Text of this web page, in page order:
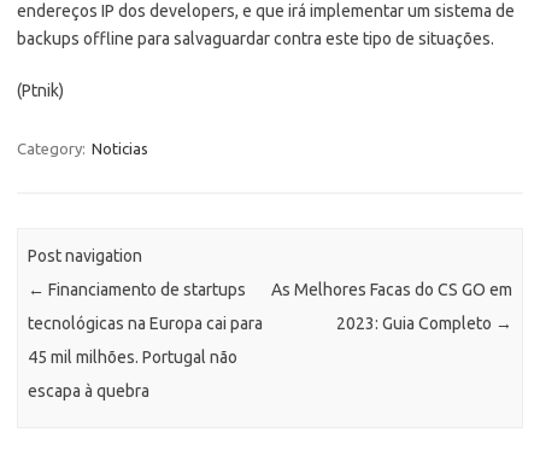
endereços IP dos developers, e que irá implementar um sistema de
backups offline para salvaguardar contra este tipo de situações.
(Ptnik)
Category: Noticias
Post navigation
← Financiamento de startups
tecnológicas na Europa cai para
45 mil milhões. Portugal não
escapa à quebra
As Melhores Facas do CS GO em
2023: Guia Completo →